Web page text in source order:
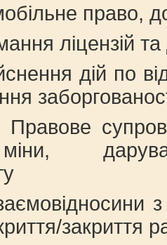
право,
ліцензій та
дій по
з
закриття